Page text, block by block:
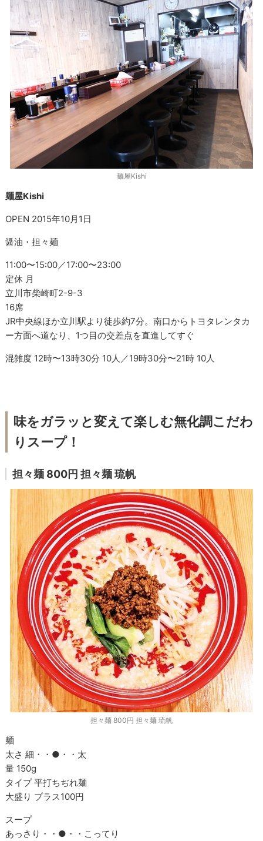
麺屋Kishi
麺屋Kishi
OPEN 2015年10月1日
醤油・担々麺
11:00〜15:00／17:00〜23:00
定休 月
立川市柴崎町2-9-3
16席
JR中央線ほか立川駅より徒歩約7分。南口からトヨタレンタカ
ー方面へ道なり、1つ目の交差点を直進してすぐ
混雑度 12時〜13時30分 10人／19時30分〜21時 10人
味をガラッと変えて楽しむ無化調こだわ
りスープ！
担々麺 800円 担々麺 琉帆
担々麺 800円 担々麺 琉帆
麺
太さ 細・・ ● ・・太
量 150g
タイプ 平打ちぢれ麺
大盛り プラス100円
スープ
あっさり・・ ● ・・こってり